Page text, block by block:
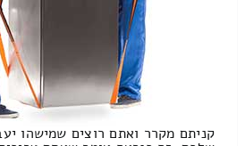
קניתם מקרר ואתם רוצים שמישהו